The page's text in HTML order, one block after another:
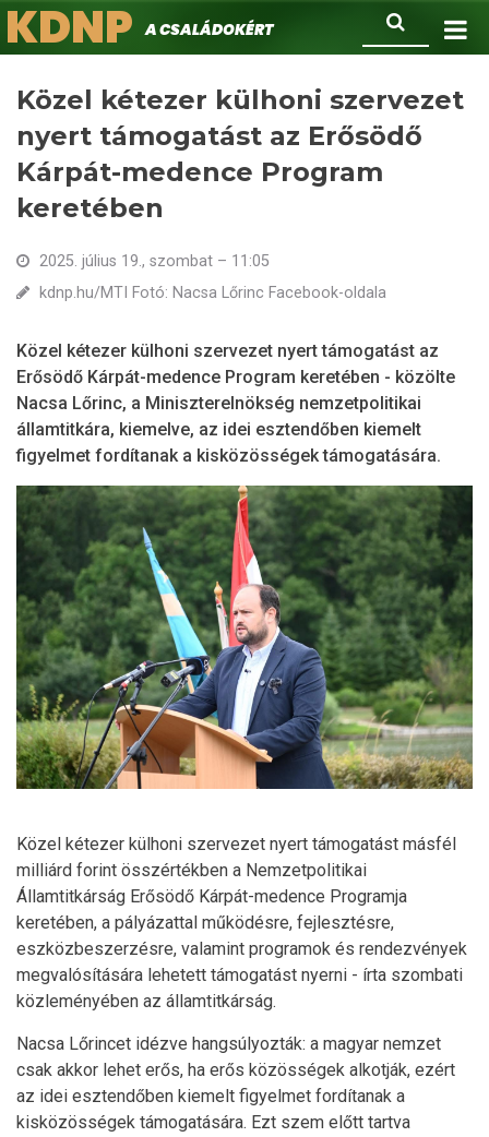
Ugrás
a
Keresés
KDNPA családokért.
Közel kétezer külhoni szervezet
nyert támogatást az Erősödő
Kárpát-medence Program
keretében
2025. július 19., szombat – 11:05
kdnp.hu/MTI Fotó: Nacsa Lőrinc Facebook-oldala
Közel kétezer külhoni szervezet nyert támogatást az
Erősödő Kárpát-medence Program keretében - közölte
Nacsa Lőrinc, a Miniszterelnökség nemzetpolitikai
államtitkára, kiemelve, az idei esztendőben kiemelt
figyelmet fordítanak a kisközösségek támogatására.
Közel kétezer külhoni szervezet nyert támogatást másfél
milliárd forint összértékben a Nemzetpolitikai
Államtitkárság Erősödő Kárpát-medence Programja
keretében, a pályázattal működésre, fejlesztésre,
eszközbeszerzésre, valamint programok és rendezvények
megvalósítására lehetett támogatást nyerni - írta szombati
közleményében az államtitkárság.
Nacsa Lőrincet idézve hangsúlyozták: a magyar nemzet
csak akkor lehet erős, ha erős közösségek alkotják, ezért
az idei esztendőben kiemelt figyelmet fordítanak a
kisközösségek támogatására. Ezt szem előtt tartva